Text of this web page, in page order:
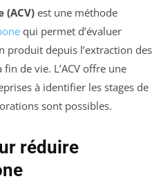
(ACV)est une méthode
qui permet d’évaluer
produit depuis l’extraction des
de vie. L’ACV offre une
à identifier les stages de
sont possibles.
réduire